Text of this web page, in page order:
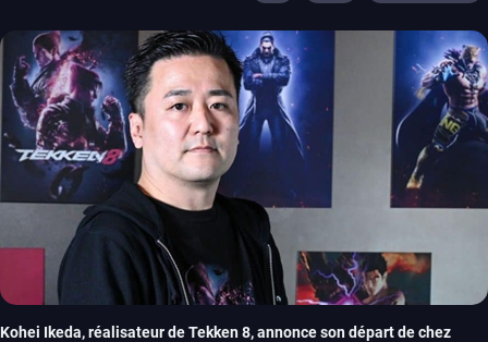
Kohei Ikeda, réalisateur de Tekken 8, annonce son départ de chez